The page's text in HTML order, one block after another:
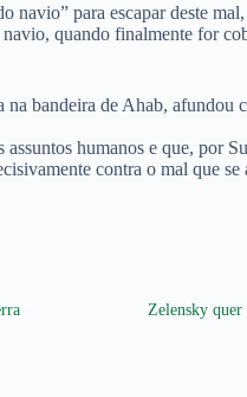
para escapar deste
quando finalmente for
bandeira de Ahab,
humanos e que, por
contra o mal que
Zelensky